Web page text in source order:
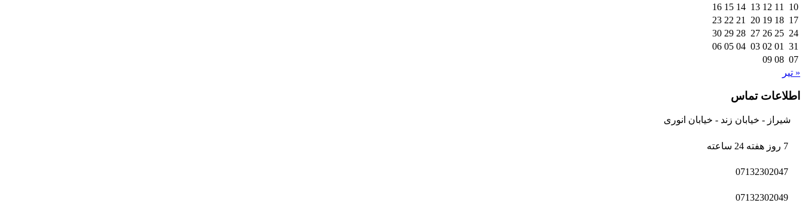
10
11
12
13
14
15
16
17
18
19
20
21
22
23
24
25
26
27
28
29
30
31
01
02
03
04
05
06
07
08
09
« تیر
اطلاعات تماس
شیراز - خیابان زند - خیابان انوری